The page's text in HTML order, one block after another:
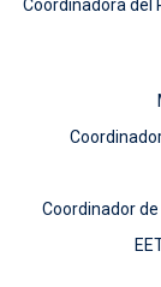
Coordinadora del
Coordinador